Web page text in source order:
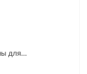
для...